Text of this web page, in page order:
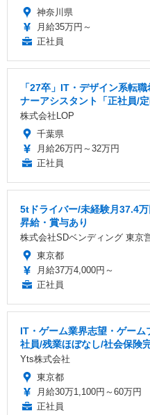
神奈川県
月給35万円～
正社員
「27卒」IT・デザイン系転
ナーアシスタント「正社員/
株式会社LOP
千葉県
月給26万円～32万円
正社員
5tドライバー/未経験月37.4
昇給・賞与あり
株式会社SDベンディング 東京
東京都
月給37万4,000円～
正社員
IT・ゲーム業界志望・ゲー
社員/残業ほぼなし/社会保険
Yts株式会社
東京都
月給30万1,100円～60万円
正社員